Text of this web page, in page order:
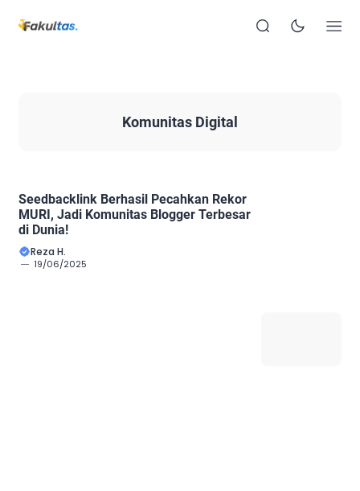
Komunitas Digital
Seedbacklink Berhasil Pecahkan Rekor
MURI, Jadi Komunitas Blogger Terbesar
di Dunia!
Reza H.
19/06/2025